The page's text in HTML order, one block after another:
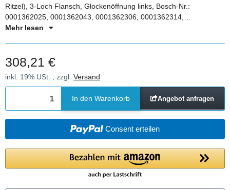
Ritzel), 3-Loch Flansch, Glockenöffnung links, Bosch-Nr.:
0001362025, 0001362043, 0001362306, 0001362314,
0986011020, 0986011021
Mehr lesen
308,21 €
inkl. 19% USt. , zzgl. Versand
In den Warenkorb Angebot anfragen
Consent erteilen